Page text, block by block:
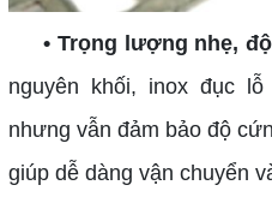
• Trọng lượng nhẹ,
nguyên khối, inox đục
nhưng vẫn đảm bảo độ
giúp dễ dàng vận chuyển